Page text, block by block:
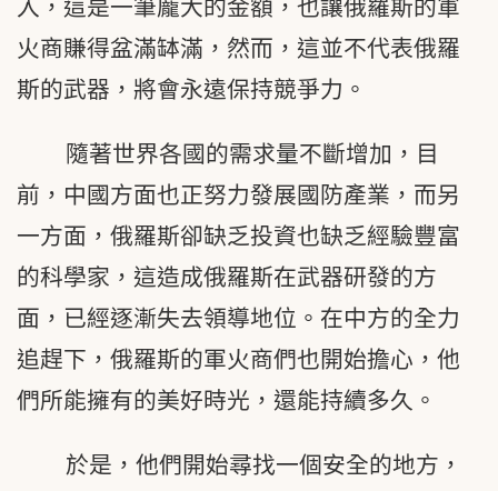
入，這是一筆龐大的金額，也讓俄羅斯的軍
火商賺得盆滿缽滿，然而，這並不代表俄羅
斯的武器，將會永遠保持競爭力。
隨著世界各國的需求量不斷增加，目
前，中國方面也正努力發展國防產業，而另
一方面，俄羅斯卻缺乏投資也缺乏經驗豐富
的科學家，這造成俄羅斯在武器研發的方
面，已經逐漸失去領導地位。在中方的全力
追趕下，俄羅斯的軍火商們也開始擔心，他
們所能擁有的美好時光，還能持續多久。
於是，他們開始尋找一個安全的地方，